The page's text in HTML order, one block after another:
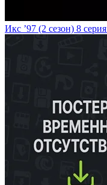
Икс ’97 (2 сезон) 8 серия